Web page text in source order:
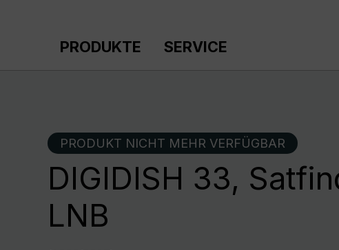
PRODUKTE SERVICE
PRODUKT NICHT MEHR VERFÜGBAR
DIGIDISH 33,
LNB